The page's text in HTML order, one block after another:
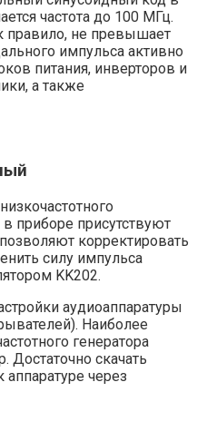
частота до 100 МГц.
правило, не превышает
импульса активно
питания, инверторов и
а также
приборе присутствуют
корректировать
силу импульса
KK202.
аудиоаппаратуры
Наиболее
генератора
скачать
через